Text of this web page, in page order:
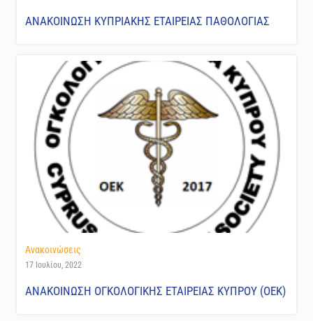
ΑΝΑΚΟΙΝΩΣΗ ΚΥΠΡΙΑΚΗΣ ΕΤΑΙΡΕΙΑΣ ΠΑΘΟΛΟΓΙΑΣ
Ανακοινώσεις
17 Ιουλίου, 2022
ΑΝΑΚΟΙΝΩΣΗ ΟΓΚΟΛΟΓΙΚΗΣ ΕΤΑΙΡΕΙΑΣ ΚΥΠΡΟΥ (ΟΕΚ)